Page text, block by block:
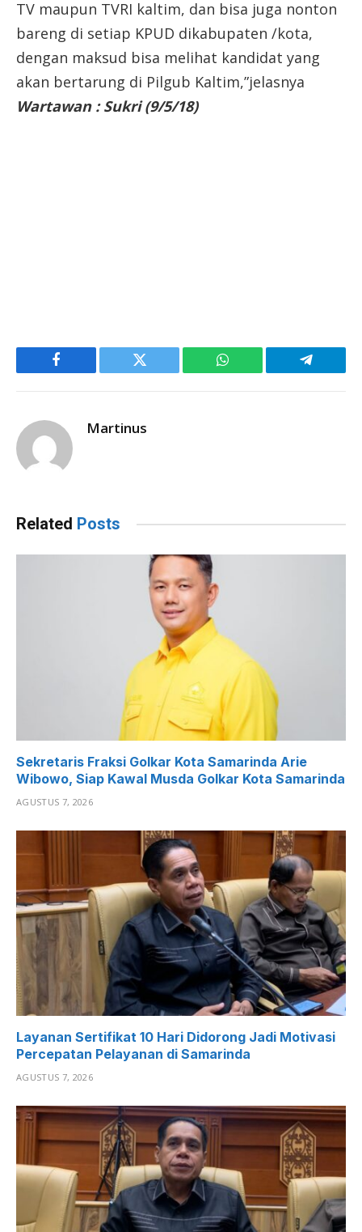
TV maupun TVRI kaltim, dan bisa juga nonton
bareng di setiap KPUD dikabupaten /kota,
dengan maksud bisa melihat kandidat yang
akan bertarung di Pilgub Kaltim,”jelasnya
Wartawan : Sukri (9/5/18)
Facebook Twitter WhatsApp Telegram
Martinus
Related Posts
Sekretaris Fraksi Golkar Kota Samarinda Arie
Wibowo, Siap Kawal Musda Golkar Kota Samarinda
AGUSTUS 7, 2026
Layanan Sertifikat 10 Hari Didorong Jadi Motivasi
Percepatan Pelayanan di Samarinda
AGUSTUS 7, 2026